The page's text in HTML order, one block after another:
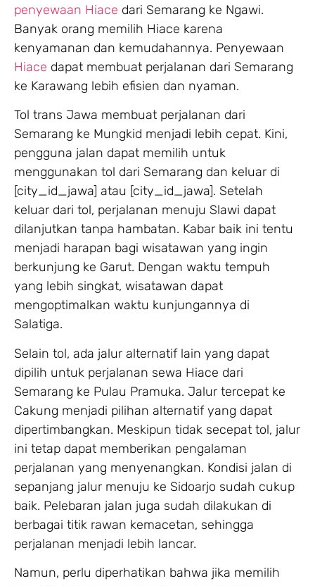
penyewaan Hiace dari Semarang ke Ngawi.
Banyak orang memilih Hiace karena
kenyamanan dan kemudahannya. Penyewaan
Hiace dapat membuat perjalanan dari Semarang
ke Karawang lebih efisien dan nyaman.
Tol trans Jawa membuat perjalanan dari
Semarang ke Mungkid menjadi lebih cepat. Kini,
pengguna jalan dapat memilih untuk
menggunakan tol dari Semarang dan keluar di
[city_id_jawa] atau [city_id_jawa]. Setelah
keluar dari tol, perjalanan menuju Slawi dapat
dilanjutkan tanpa hambatan. Kabar baik ini tentu
menjadi harapan bagi wisatawan yang ingin
berkunjung ke Garut. Dengan waktu tempuh
yang lebih singkat, wisatawan dapat
mengoptimalkan waktu kunjungannya di
Salatiga.
Selain tol, ada jalur alternatif lain yang dapat
dipilih untuk perjalanan sewa Hiace dari
Semarang ke Pulau Pramuka. Jalur tercepat ke
Cakung menjadi pilihan alternatif yang dapat
dipertimbangkan. Meskipun tidak secepat tol, jalur
ini tetap dapat memberikan pengalaman
perjalanan yang menyenangkan. Kondisi jalan di
sepanjang jalur menuju ke Sidoarjo sudah cukup
baik. Pelebaran jalan juga sudah dilakukan di
berbagai titik rawan kemacetan, sehingga
perjalanan menjadi lebih lancar.
Namun, perlu diperhatikan bahwa jika memilih